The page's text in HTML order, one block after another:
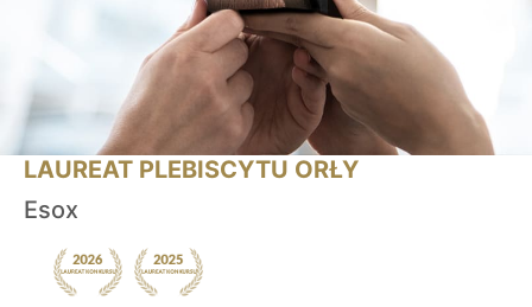
LAUREAT PLEBISCYTU ORŁY
Esox